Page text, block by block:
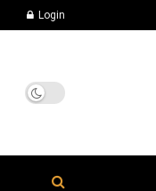
Login